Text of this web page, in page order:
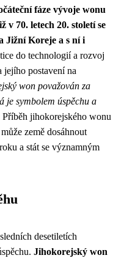
fáze vývoje wonu
v 70. letech 20. století se
Jižní Koreje a s ní i
do technologií a rozvoj
postavení na
won považován za
je symbolem úspěchu a
Příběh jihokorejského wonu
země dosáhnout
a stát se významným
desetiletích
Jihokorejský won